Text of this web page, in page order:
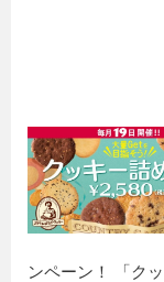
ンペーン！ 「ク